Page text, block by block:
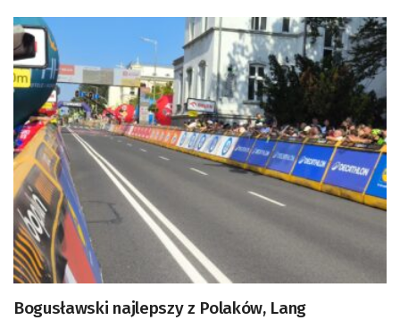
Bogusławski najlepszy z Polaków, Lang